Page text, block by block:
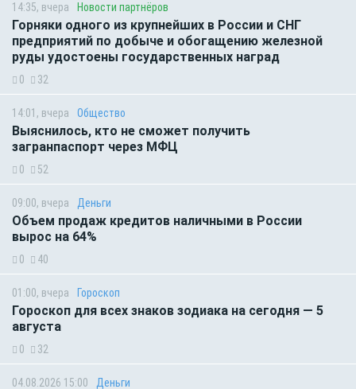
14:35, вчера Новости партнёров
Горняки одного из крупнейших в России и СНГ
предприятий по добыче и обогащению железной
руды удостоены государственных наград
0 32
14:01, вчера Общество
Выяснилось, кто не сможет получить
загранпаспорт через МФЦ
0 52
09:00, вчера Деньги
Объем продаж кредитов наличными в России
вырос на 64%
0 40
01:00, вчера Гороскоп
Гороскоп для всех знаков зодиака на сегодня — 5
августа
0 32
04.08.2026 15:00 Деньги